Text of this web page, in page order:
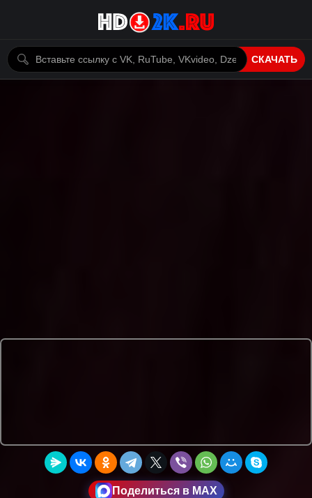
СКАЧАТЬ
Поделиться в MAX